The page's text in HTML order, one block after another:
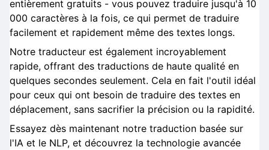
entièrement gratuits - vous pouvez traduire jusqu'à 10
000 caractères à la fois, ce qui permet de traduire
facilement et rapidement même des textes longs.
Notre traducteur est également incroyablement
rapide, offrant des traductions de haute qualité en
quelques secondes seulement. Cela en fait l'outil idéal
pour ceux qui ont besoin de traduire des textes en
déplacement, sans sacrifier la précision ou la rapidité.
Essayez dès maintenant notre traduction basée sur
l'IA et le NLP, et découvrez la technologie avancée